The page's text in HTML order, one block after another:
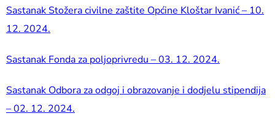
Sastanak Stožera civilne zaštite Općine Kloštar Ivanić – 10.
12. 2024.
Sastanak Fonda za poljoprivredu – 03. 12. 2024.
Sastanak Odbora za odgoj i obrazovanje i dodjelu stipendija
– 02. 12. 2024.